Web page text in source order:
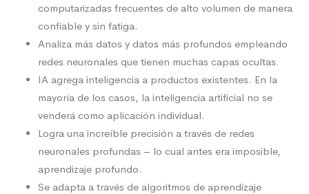
computarizadas frecuentes de alto volumen de manera
confiable y sin fatiga.
Analiza más datos y datos más profundos empleando
redes neuronales que tienen muchas capas ocultas.
IA agrega inteligencia a productos existentes. En la
mayoría de los casos, la inteligencia artificial no se
venderá como aplicación individual.
Logra una increíble precisión a través de redes
neuronales profundas – lo cual antes era imposible,
aprendizaje profundo.
Se adapta a través de algoritmos de aprendizaje